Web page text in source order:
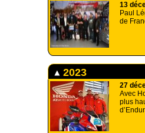
13
Paul
de
2023
27
Avec
plus